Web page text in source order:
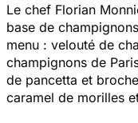
Le chef Florian
base de
menu : velouté de
champignons de
de pancetta et
caramel de morilles